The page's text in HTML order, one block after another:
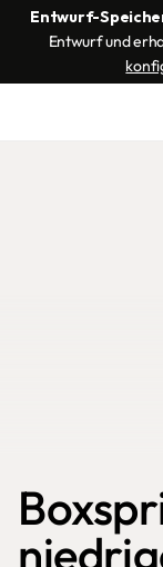
Entwurf-
Entwurf und